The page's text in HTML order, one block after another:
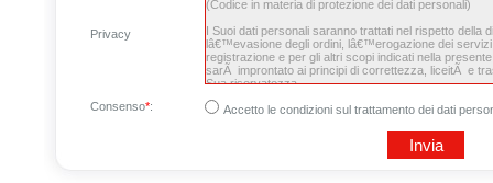
Privacy
Consenso*: Accetto le condizioni sul trattamento dei dati